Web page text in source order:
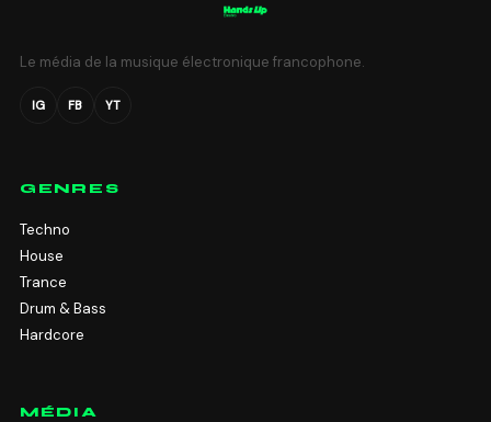
Le média de la musique électronique francophone.
IG FB YT
GENRES
Techno
House
Trance
Drum & Bass
Hardcore
MÉDIA